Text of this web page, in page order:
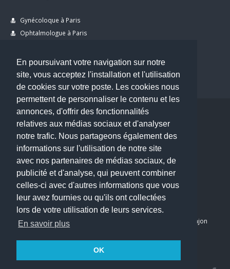
En poursuivant votre navigation sur notre
site, vous acceptez l'installation et l'utilisation
de cookies sur votre poste. Les cookies nous
permettent de personnaliser le contenu et les
annonces, d'offrir des fonctionnalités
relatives aux médias sociaux et d'analyser
notre trafic. Nous partageons également des
informations sur l'utilisation de notre site
avec nos partenaires de médias sociaux, de
publicité et d'analyse, qui peuvent combiner
celles-ci avec d'autres informations que vous
leur avez fournies ou qu'ils ont collectées
lors de votre utilisation de leurs services.
En savoir plus
OK
Gynécoloque à Paris
Ophtalmologue à Paris
Dentiste à Paris
Copyright © 2026 . All Rights Reserved.
choisirunmedecin@gmail.com
Nous contacter
Accueil
Blog
Mon compte
Dernier avis : PASCAL DELCAMPE, Chirurgien maxillo-faciale à Arpajon